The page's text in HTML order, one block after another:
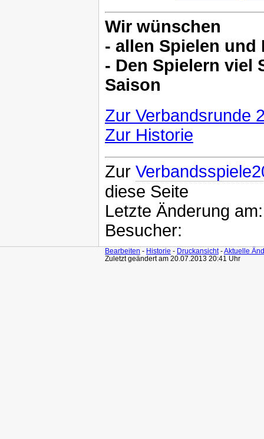
Wir wünschen
- allen Spielen
- Den Spielern viel
Saison
Zur Verbandsrunde
Zur Historie
Zur
diese Seite
Letzte Änderung
Besucher:
Bearbeiten - Historie - Druckansicht-Aktuelle
Zuletzt geändert am 20.07.2013 20:41 Uhr